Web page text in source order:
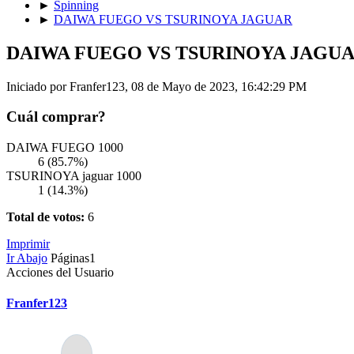
► Spinning
► DAIWA FUEGO VS TSURINOYA JAGUAR
DAIWA FUEGO VS TSURINOYA
Iniciado por Franfer123, 08 de Mayo de 2023, 16:42:29 PM
Cuál comprar?
DAIWA FUEGO 1000
6 (85.7%)
TSURINOYA jaguar 1000
1 (14.3%)
Total de votos: 6
Imprimir
Ir Abajo Páginas1
Acciones del Usuario
Franfer123